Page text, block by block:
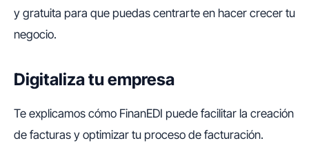
y gratuita para que puedas centrarte en hacer crecer tu
negocio.
Digitaliza tu empresa
Te explicamos cómo FinanEDI puede facilitar la creación
de facturas y optimizar tu proceso de facturación.